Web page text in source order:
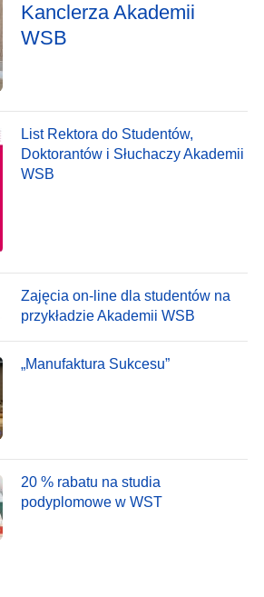
Kanclerza Akademii
WSB
List Rektora do Studentów,
Doktorantów i Słuchaczy Akademii
WSB
Zajęcia on-line dla studentów na
przykładzie Akademii WSB
„Manufaktura Sukcesu”
20 % rabatu na studia
podyplomowe w WST